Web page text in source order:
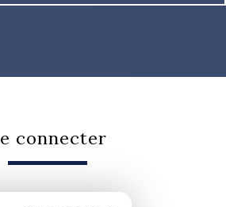
se connecter